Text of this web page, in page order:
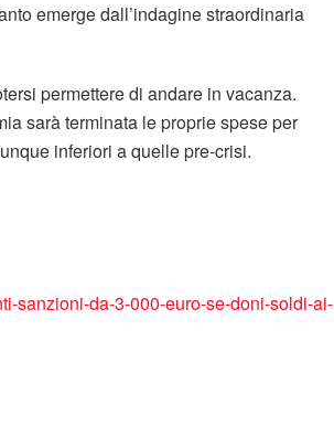
emerge dall’indagine straordinaria
permettere di andare in vacanza.
sarà terminata le proprie spese per
inferiori a quelle pre-crisi.
sanzioni-da-3-000-euro-se-doni-soldi-ai-